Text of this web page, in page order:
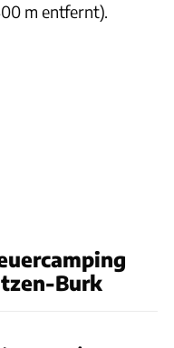
m entfernt).
Burk